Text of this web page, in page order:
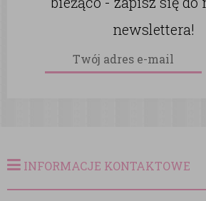
newslettera!
INFORMACJE KONTAKTOWE